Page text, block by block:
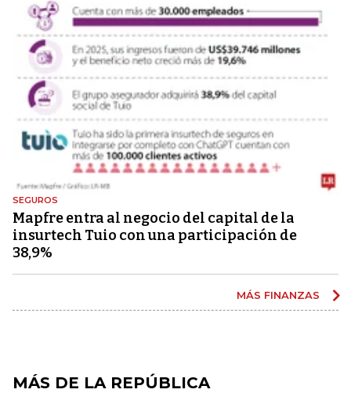
SEGUROS
Mapfre entra al negocio del capital de la
insurtech Tuio con una participación de
38,9%
MÁS FINANZAS
MÁS DE LA REPÚBLICA